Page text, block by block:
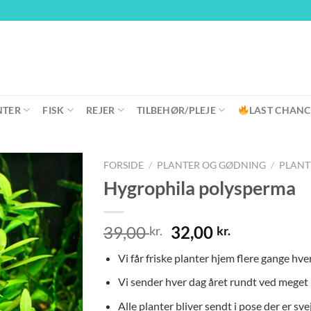
FISK REJER TILBEHØR/PLEJE LAST
FORSIDE / PLANTER OG GØDNING /
Hygrophila polysperma
39,00kr.
Den
oprindelige
pris
var:
39,00 kr..
32,00 kr.Den
pris
er:
32,00 kr..
Vi får friske planter hjem flere gange
Vi sender hver dag året rundt ved
Alle planter bliver sendt i pose der er